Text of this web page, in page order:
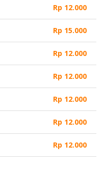
Rp 12.000
Rp 15.000
Rp 12.000
Rp 12.000
Rp 12.000
Rp 12.000
Rp 12.000